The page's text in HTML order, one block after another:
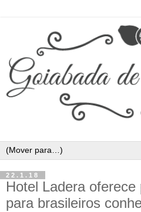
22.1.18
Hotel Ladera oferece
para brasileiros